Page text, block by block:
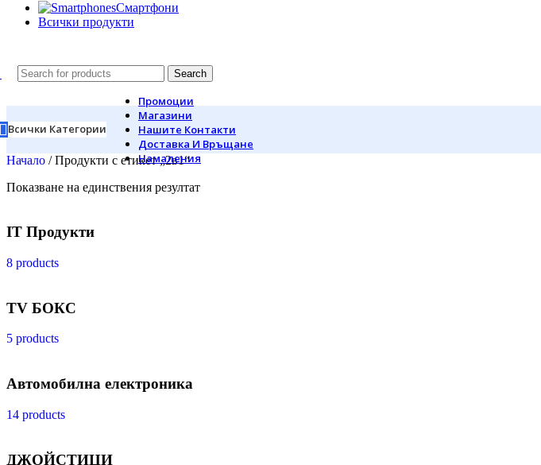
Смартфони
Всички продукти
Search
Всички Категории
Промоции
Магазини
Нашите Контакти
Доставка И Връщане
Намаления
Начало / Продукти с етикет „2в1“
Показване на единствения резултат
IT Продукти
8 products
TV БОКС
5 products
Автомобилна електроника
14 products
ДЖОЙСТИЦИ